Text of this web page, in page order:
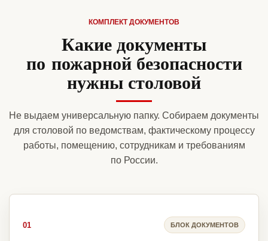
КОМПЛЕКТ ДОКУМЕНТОВ
Какие документы
по пожарной безопасности
нужны столовой
Не выдаем универсальную папку. Собираем документы
для столовой по ведомствам, фактическому процессу
работы, помещению, сотрудникам и требованиям
по России.
01 БЛОК ДОКУМЕНТОВ